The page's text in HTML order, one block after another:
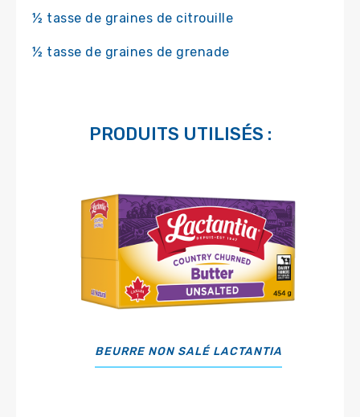
½ tasse de graines de citrouille
½ tasse de graines de grenade
PRODUITS UTILISÉS :
BEURRE NON SALÉ LACTANTIA